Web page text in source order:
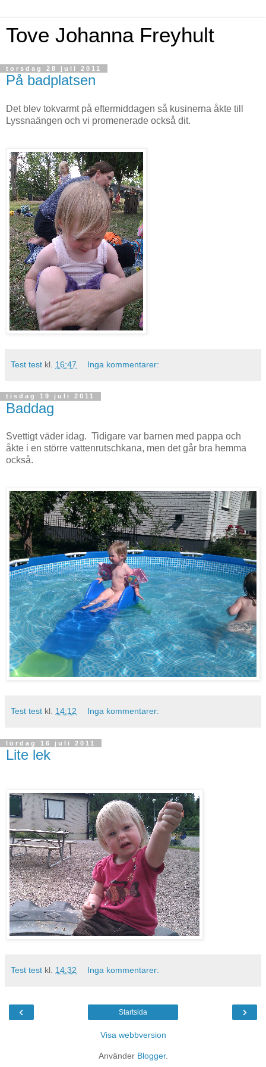
Tove Johanna Freyhult
torsdag 28 juli 2011
På badplatsen
Det blev tokvarmt på eftermiddagen så kusinerna åkte till
Lyssnaängen och vi promenerade också dit.
Test test kl. 16:47 Inga kommentarer:
tisdag 19 juli 2011
Baddag
Svettigt väder idag. Tidigare var barnen med pappa och
åkte i en större vattenrutschkana, men det går bra hemma
också.
Test test kl. 14:12 Inga kommentarer:
lördag 16 juli 2011
Lite lek
Test test kl. 14:32 Inga kommentarer:
‹ ›
Startsida
Visa webbversion
Använder Blogger.